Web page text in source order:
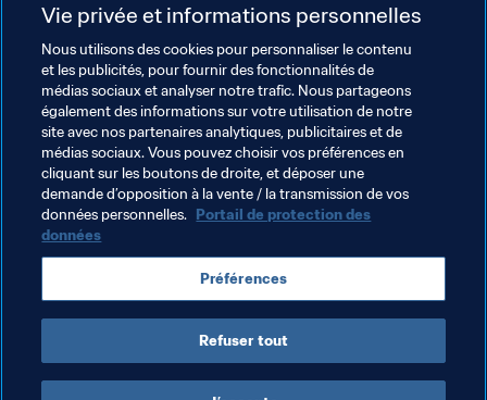
estimant que les pays d’Asie de l’Ouest et du monde
arabe dans leur ensemble doivent disposer d’un plan
complet et intégré qui puisse être appliqué avec les
ressources disponibles. "D’ici à quelques années, il ne
serait pas étonnant d’assister à une évolution positive,
rapide et significative, dans le football féminin", conclut
Janoud.
Thèmes en lien
Oman Syria
Vie privée et informations personnelles
Nous utilisons des cookies pour personnaliser le contenu
et les publicités, pour fournir des fonctionnalités de
médias sociaux et analyser notre trafic. Nous partageons
également des informations sur votre utilisation de notre
site avec nos partenaires analytiques, publicitaires et de
médias sociaux. Vous pouvez choisir vos préférences en
cliquant sur les boutons de droite, et déposer une
demande d’opposition à la vente / la transmission de vos
données personnelles. Portail de protection des
données
Préférences
Refuser tout